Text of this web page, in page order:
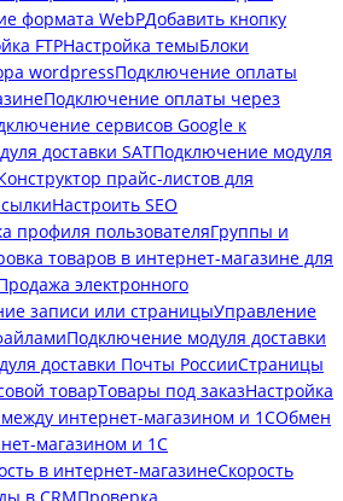
формата WebPДобавить кнопку
FTPНастройка темыБлоки
wordpressПодключение оплаты
Подключение оплаты через
сервисов Google к
доставки SATПодключение модуля
прайс-листов для
Настроить SEO
профиля пользователяГруппы и
товаров в интернет-магазине для
электронного
записи или страницыУправление
Подключение модуля доставки
доставки Почты РоссииСтраницы
товарТовары под заказНастройка
интернет-магазином и 1СОбмен
магазином и 1С
в интернет-магазинеСкорость
в CRMПроверка